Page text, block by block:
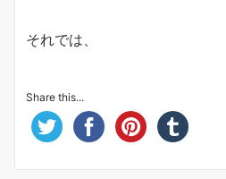
それでは、
Share this...